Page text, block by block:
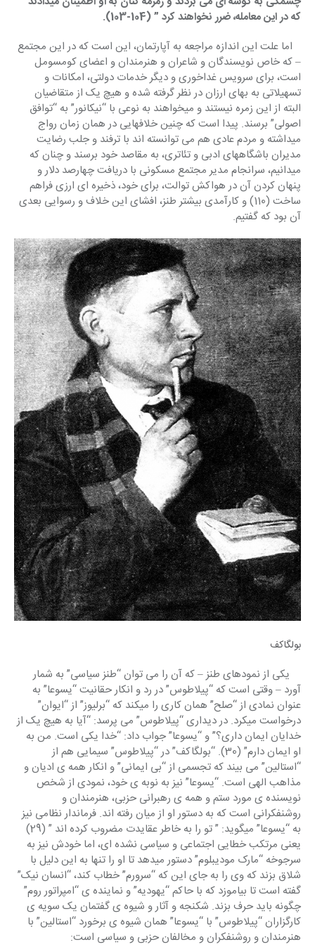
که در این معامله، ضرر نخواهند کرد ” (104-103).
اما علت این اندازه مراجعه به آپارتمان، این است که در این مجتمع
– که خاص نویسندگان و شاعران و هنرمندان و اعضای کومسومل
است، برای سرویس غداخوری و دیگر خدمات دولتی، امکانات و
تسهیلاتی به بهای ارزان در نظر گرفته شده و هیچ یک از متقاضیان
البته از این زمره نیستند و میخواهند به نوعی با “نیکانور” به “توافق
اصولی” برسند. پیدا است که چنین خلافهایی در همان زمان رواج
میداشته و مردم عادی هم می توانسته اند با ترفند و جلب رضایت
مدیران باشگاههای ادبی و تئاتری، به مقاصد خود برسند و چنان که
میدانیم، سرانجام مدیر مجتمع مسکونی با دریافت چهارصد دلار و
پنهان کردن آن در هواکش توالت، برای خود، ذخیره ای ارزی فراهم
ساخت (110) و کارآمدی بیشتر طنز، افشای این خلاف و رسوایی بعدی
آن بود که گفتیم.
بولگاکف
یکی از نمودهای طنز – که آن را می توان “طنز سیاسی” به شمار
آورد – وقتی است که “پیلاطوس” در رد و انکار حقانیت “یسوعا” به
عنوان نمادی از “صلح” همان کاری را میکند که “برلیوز” از “ایوان”
درخواست میکرد. در دیداری “پیلاطوس” می پرسد: “آیا به هیچ یک از
خدایان ایمان داری؟” و “یسوعا” جواب داد: “خدا یکی است. من به
او ایمان دارم” (30). “بولگاکف” در “پیلاطوس” سیمایی هم از
“استالین” می بیند که تجسمی از “بی ایمانی” و انکار همه ی ادیان و
مذاهب الهی است. “یسوعا” نیز به نوبه ی خود، نمودی از شخص
نویسنده ی مورد ستم و همه ی رهبرانی حزبی، هنرمندان و
روشنفکرانی است که به دستور او از میان رفته اند. فرماندار نظامی نیز
به “یسوعا” میگوید: ” تو را به خاطر عقایدت مضروب کرده اند ” (29)
یعنی مرتکب خطایی اجتماعی و سیاسی نشده ای، اما خودش نیز به
سرجوخه “مارک مودیبلوم” دستور میدهد تا او را تنها به این دلیل با
شلاق بزند که وی را به جای این که “سرورم” خطاب کند، “انسان نیک”
گفته است تا بیاموزد که با حاکم “یهودیه” و نماینده ی “امپراتور روم”
چگونه باید حرف بزند. شکنجه و آثار و شیوه ی گفتمان یک سویه ی
کارگزاران “پیلاطوس” با “یسوعا” همان شیوه ی برخورد “استالین” با
هنرمندان و روشنفکران و مخالفان حزبی و سیاسی است: